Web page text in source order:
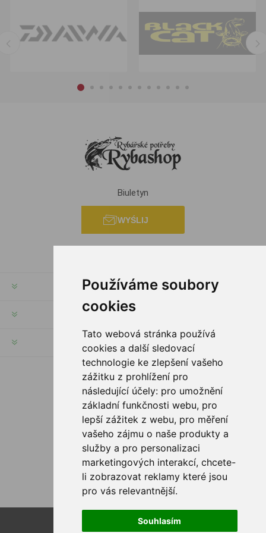
Používáme soubory
cookies
Tato webová stránka používá
cookies a další sledovací
technologie ke zlepšení vašeho
zážitku z prohlížení pro
následující účely: pro umožnění
základní funkčnosti webu, pro
lepší zážitek z webu, pro měření
vašeho zájmu o naše produkty a
služby a pro personalizaci
marketingových interakcí, chcete-
li zobrazovat reklamy které jsou
pro vás relevantnější.
Souhlasím
Biuletyn
WYŚLIJ
INFORMACJE
MOJE KONTO
SERWIS KLIENTA
PODĄŻAJ ZA NAMI
OPCJE PŁATNOŚCI
Powered bynopCommerce